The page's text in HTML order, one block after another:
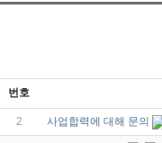
번호
2 사업합력에 대해 문의